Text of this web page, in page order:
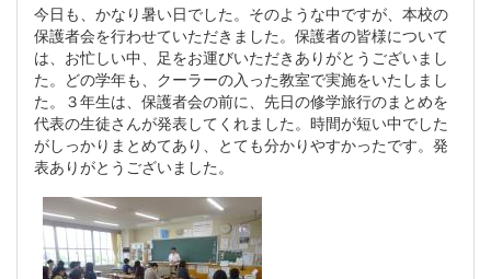
今日も、かなり暑い日でした。そのような中ですが、本校の
保護者会を行わせていただきました。保護者の皆様について
は、お忙しい中、足をお運びいただきありがとうございまし
た。どの学年も、クーラーの入った教室で実施をいたしまし
た。３年生は、保護者会の前に、先日の修学旅行のまとめを
代表の生徒さんが発表してくれました。時間が短い中でした
がしっかりまとめてあり、とても分かりやすかったです。発
表ありがとうございました。